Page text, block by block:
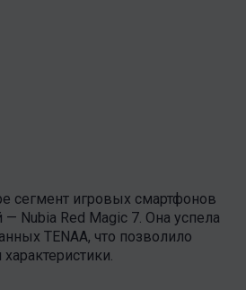
сегмент игровых смартфонов
— Nubia Red Magic 7. Она успела
TENAA, что позволило